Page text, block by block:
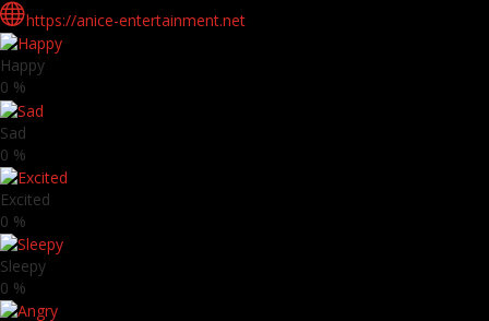
https://anice-entertainment.net
Happy
0 %
Sad
0 %
Excited
0 %
Sleepy
0 %